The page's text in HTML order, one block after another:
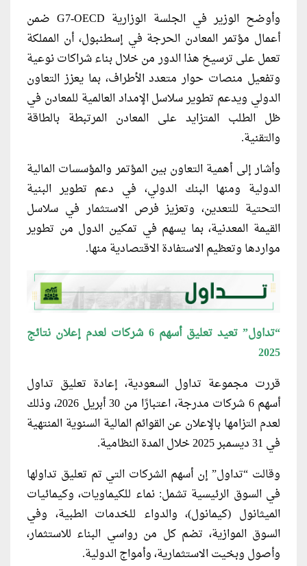
وأوضح الوزير في الجلسة الوزارية G7-OECD ضمن
أعمال مؤتمر المعادن الحرجة في إسطنبول، أن المملكة
تعمل على ترسيخ هذا الدور من خلال بناء شراكات نوعية
وتفعيل منصات حوار متعدد الأطراف، بما يعزز التعاون
الدولي ويدعم تطوير سلاسل الإمداد العالمية للمعادن في
ظل الطلب المتزايد على المعادن المرتبطة بالطاقة
والتقنية.
وأشار إلى أهمية التعاون بين المؤتمر والمؤسسات المالية
الدولية ومنها البنك الدولي، في دعم تطوير البنية
التحتية للتعدين، وتعزيز فرص الاستثمار في سلاسل
القيمة المعدنية، بما يسهم في تمكين الدول من تطوير
مواردها وتعظيم الاستفادة الاقتصادية منها.
“تداول” تعيد تعليق أسهم 6 شركات لعدم إعلان نتائج
2025
قررت مجموعة تداول السعودية، إعادة تعليق تداول
أسهم 6 شركات مدرجة، اعتبارًا من 30 أبريل 2026، وذلك
لعدم التزامها بالإعلان عن القوائم المالية السنوية المنتهية
في 31 ديسمبر 2025 خلال المدة النظامية.
وقالت “تداول” إن أسهم الشركات التي تم تعليق تداولها
في السوق الرئيسية تشمل: نماء للكيماويات، وكيمائيات
الميثانول (كيمانول)، والدواء للخدمات الطبية، وفي
السوق الموازية، تضم كل من رواسي البناء للاستثمار،
وأصول وبخيت الاستثمارية، وأمواج الدولية.